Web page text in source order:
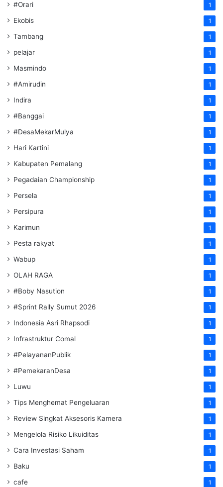
#Orari 1
Ekobis 1
Tambang 1
pelajar 1
Masmindo 1
#Amirudin 1
Indira 1
#Banggai 1
#DesaMekarMulya 1
Hari Kartini 1
Kabupaten Pemalang 1
Pegadaian Championship 1
Persela 1
Persipura 1
Karimun 1
Pesta rakyat 1
Wabup 1
OLAH RAGA 1
#Boby Nasution 1
#Sprint Rally Sumut 2026 1
Indonesia Asri Rhapsodi 1
Infrastruktur Comal 1
#PelayananPublik 1
#PemekaranDesa 1
Luwu 1
Tips Menghemat Pengeluaran 1
Review Singkat Aksesoris Kamera 1
Mengelola Risiko Likuiditas 1
Cara Investasi Saham 1
Baku 1
cafe 1